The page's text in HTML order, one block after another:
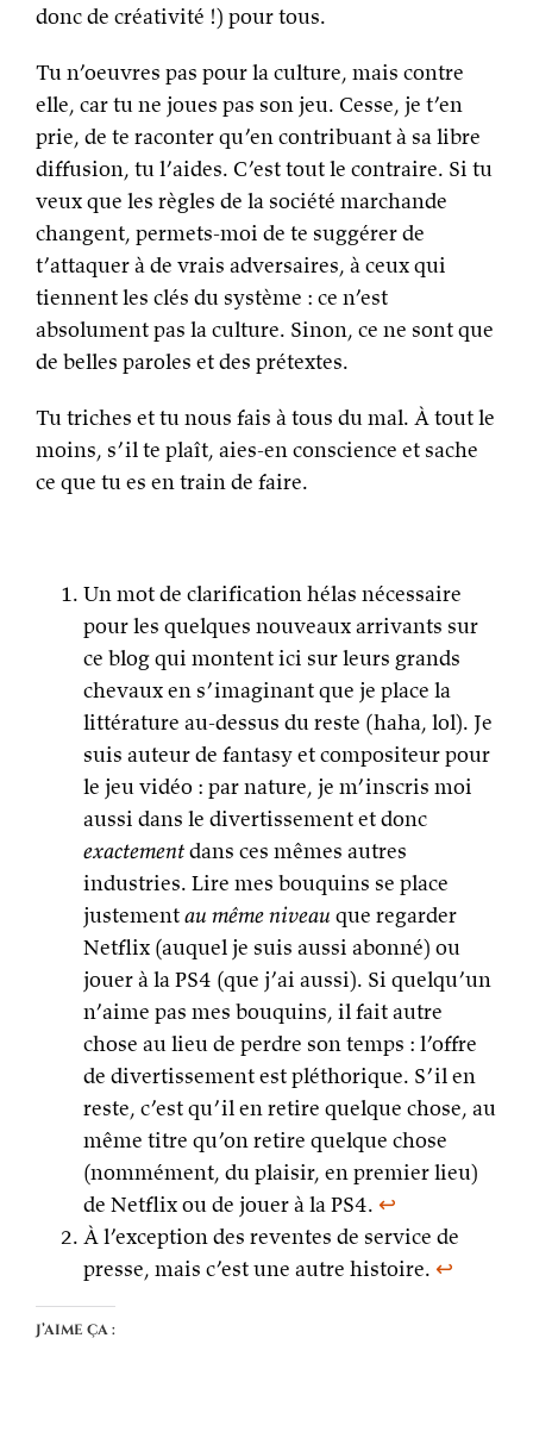
donc de créativité !) pour tous.
Tu n’oeuvres pas pour la culture, mais contre
elle, car tu ne joues pas son jeu. Cesse, je t’en
prie, de te raconter qu’en contribuant à sa libre
diffusion, tu l’aides. C’est tout le contraire. Si tu
veux que les règles de la société marchande
changent, permets-moi de te suggérer de
t’attaquer à de vrais adversaires, à ceux qui
tiennent les clés du système : ce n’est
absolument pas la culture. Sinon, ce ne sont que
de belles paroles et des prétextes.
Tu triches et tu nous fais à tous du mal. À tout le
moins, s’il te plaît, aies-en conscience et sache
ce que tu es en train de faire.
Un mot de clarification hélas nécessaire
pour les quelques nouveaux arrivants sur
ce blog qui montent ici sur leurs grands
chevaux en s’imaginant que je place la
littérature au-dessus du reste (haha, lol). Je
suis auteur de fantasy et compositeur pour
le jeu vidéo : par nature, je m’inscris moi
aussi dans le divertissement et donc
exactementdans ces mêmes autres
industries. Lire mes bouquins se place
justementau même niveau que regarder
Netflix (auquel je suis aussi abonné) ou
jouer à la PS4 (que j’ai aussi). Si quelqu’un
n’aime pas mes bouquins, il fait autre
chose au lieu de perdre son temps : l’offre
de divertissement est pléthorique. S’il en
reste, c’est qu’il en retire quelque chose, au
même titre qu’on retire quelque chose
(nommément, du plaisir, en premier lieu)
de Netflix ou de jouer à la PS4. ↩
À l’exception des reventes de service de
presse, mais c’est une autre histoire. ↩
J’aime ça :